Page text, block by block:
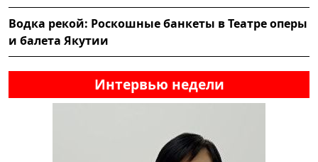
Водка рекой: Роскошные банкеты в Театре оперы
и балета Якутии
Интервью недели